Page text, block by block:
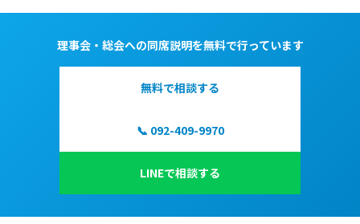
理事会・総会への同席説明を無料で行っています
無料で相談する
📞 092-409-9970
LINEで相談する